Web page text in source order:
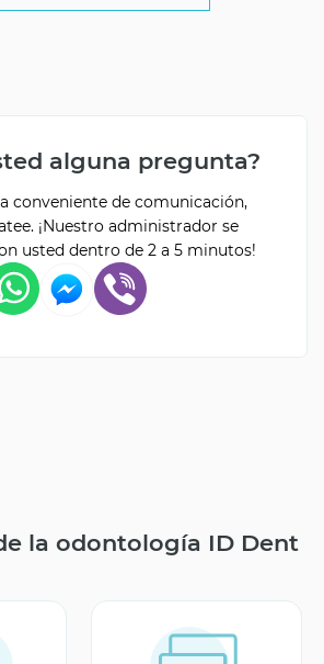
alguna pregunta?
conveniente de comunicación,
¡Nuestro administrador se
usted dentro de 2 a 5 minutos!
la odontología ID Dent